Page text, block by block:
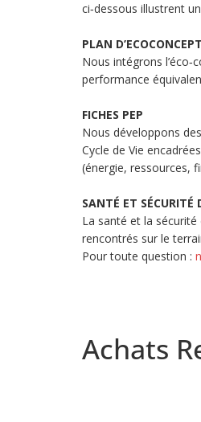
ci‑dessous illustrent
PLAN
Nous intégrons
performance
FICHES PEP
Nous développons
Cycle de Vie
(énergie, ressources,
SANTÉ ET SÉCURITÉ
La santé et la
rencontrés sur le
Pour toute question :
Achats